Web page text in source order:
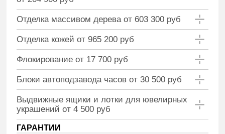
Отделка массивом дерева от 603 300 руб
Отделка кожей от 965 200 руб
Флокирование от 17 700 руб
Блоки автоподзавода часов от 30 500 руб
Выдвижные ящики и лотки для ювелирных
украшений от 4 500 руб
ГАРАНТИИ